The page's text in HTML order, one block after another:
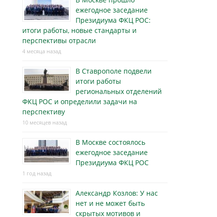
ежегодное заседание
Президиума ФКЦ РОС:
итоги работы, новые стандарты и
перспективы отрасли
4 месяца назад
В Ставрополе подвели
итоги работы
региональных отделений
ФКЦ РОС и определили задачи на
перспективу
10 месяцев назад
В Москве состоялось
ежегодное заседание
Президиума ФКЦ РОС
1 год назад
Александр Козлов: У нас
нет и не может быть
скрытых мотивов и